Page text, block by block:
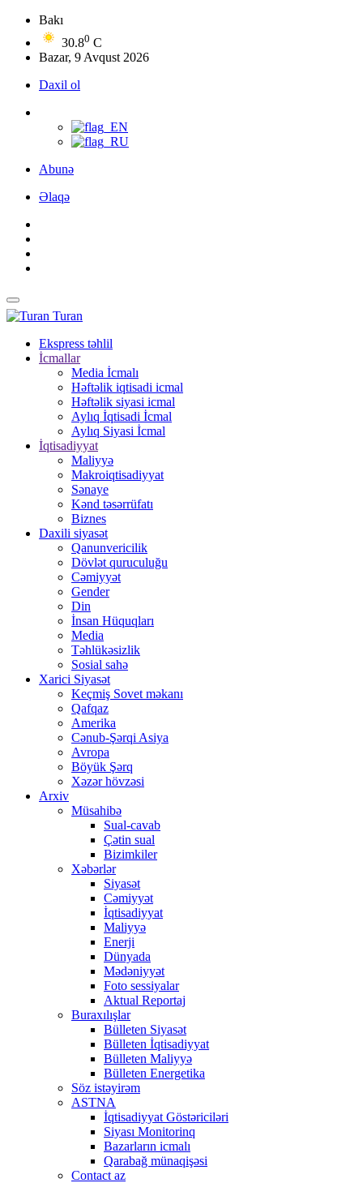
Bakı
30.80 C
Bazar, 9 Avqust 2026
Daxil ol
Abunə
Əlaqə
Turan
Ekspress təhlil
İcmallar
Media İcmalı
Həftəlik iqtisadi icmal
Həftəlik siyasi icmal
Aylıq İqtisadi İcmal
Aylıq Siyasi İcmal
İqtisadiyyat
Maliyyə
Makroiqtisadiyyat
Sənaye
Kənd təsərrüfatı
Biznes
Daxili siyasət
Qanunvericilik
Dövlət quruculuğu
Cəmiyyət
Gender
Din
İnsan Hüquqları
Media
Təhlükəsizlik
Sosial sahə
Xarici Siyasət
Keçmiş Sovet məkanı
Qafqaz
Amerika
Cənub-Şərqi Asiya
Avropa
Böyük Şərq
Xəzər hövzəsi
Arxiv
Müsahibə
Sual-cavab
Çətin sual
Bizimkiler
Xəbərlər
Siyasət
Cəmiyyət
İqtisadiyyat
Maliyyə
Enerji
Dünyada
Mədəniyyət
Foto sessiyalar
Aktual Reportaj
Buraxılışlar
Bülleten Siyasət
Bülleten İqtisadiyyat
Bülleten Maliyyə
Bülleten Energetika
Söz istəyirəm
ASTNA
İqtisadiyyat Göstəriciləri
Siyası Monitorinq
Bazarların icmalı
Qarabağ münaqişəsi
Contact az